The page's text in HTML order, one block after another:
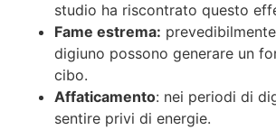
studio ha riscontrato questo
Fame estrema:
digiuno possono generare un
cibo.
Affaticamento: nei periodi di
sentire privi di energie.